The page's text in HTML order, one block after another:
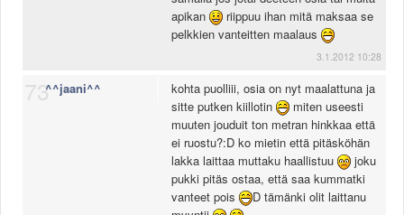
apikan
riippuu ihan mitä maksaa se
pelkkien vanteitten maalaus
3.1.2012 10:28
73^^jaani^^
kohta puolliii, osia on nyt maalattuna ja
sitte putken kiillotin
miten useesti
muuten jouduit ton metran hinkkaa että
ei ruostu?:D ko mietin että pitäsköhän
lakka laittaa muttaku haallistuu
joku
pukki pitäs ostaa, että saa kummatki
vanteet pois
D tämänki olit laittanu